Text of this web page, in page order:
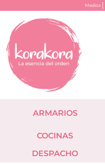
Medios
ARMARIOS
COCINAS
DESPACHO